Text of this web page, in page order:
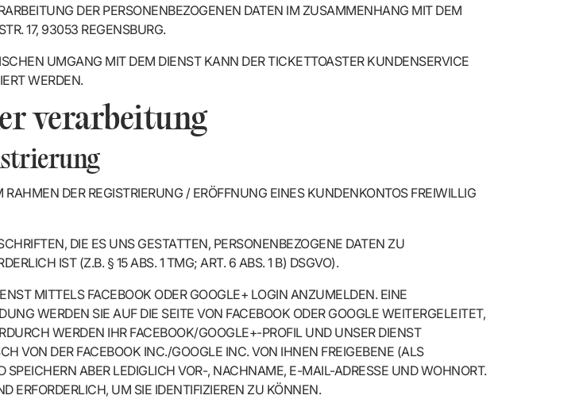
DER PERSONENBEZOGENEN DATEN IM ZUSAMMENHANG MIT DEM
17, 93053 REGENSBURG.
UMGANG MIT DEM DIENST KANN DER TICKETTOASTER KUNDENSERVICE
WERDEN.
verarbeitung
DER REGISTRIERUNG / ERÖFFNUNG EINES KUNDENKONTOS FREIWILLIG
DIE ES UNS GESTATTEN, PERSONENBEZOGENE DATEN ZU
IST (Z.B. § 15 ABS. 1 TMG; ART. 6 ABS. 1 B) DSGVO).
MITTELS FACEBOOK ODER GOOGLE+ LOGIN ANZUMELDEN. EINE
WERDEN SIE AUF DIE SEITE VON FACEBOOK ODER GOOGLE WEITERGELEITET,
WERDEN IHR FACEBOOK/GOOGLE+-PROFIL UND UNSER DIENST
VON DER FACEBOOK INC./GOOGLE INC. VON IHNEN FREIGEBENE (ALS
ABER LEDIGLICH VOR-, NACHNAME, E-MAIL-ADRESSE UND WOHNORT.
ERFORDERLICH, UM SIE IDENTIFIZIEREN ZU KÖNNEN.